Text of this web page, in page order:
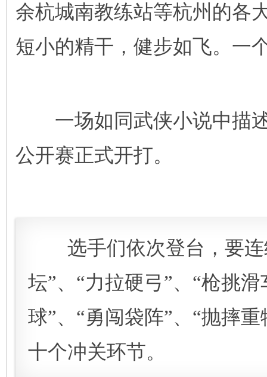
余杭城南教练站等杭州的各
短小的精干，健步如飞。一
一场如同武侠小说中描述
公开赛正式开打。
选手们依次登台，要连
坛”、“力拉硬弓”、“枪挑
球”、“勇闯袋阵”、“抛摔
十个冲关环节。